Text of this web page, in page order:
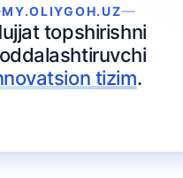
MY.OLIYGOH.UZ
topshirishni
tizim.